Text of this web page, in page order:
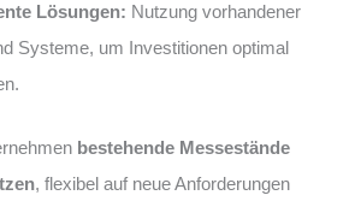
Lösungen: Nutzung vorhandener
Systeme, um Investitionen optimal
bestehende Messestände
, flexibel auf neue Anforderungen